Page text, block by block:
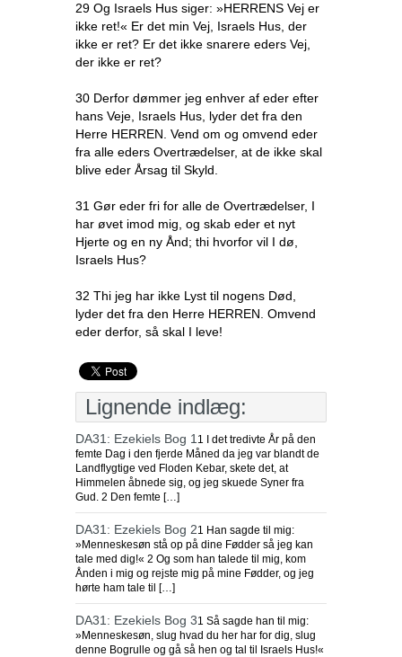
29 Og Israels Hus siger: »HERRENS Vej er
ikke ret!« Er det min Vej, Israels Hus, der
ikke er ret? Er det ikke snarere eders Vej,
der ikke er ret?
30 Derfor dømmer jeg enhver af eder efter
hans Veje, Israels Hus, lyder det fra den
Herre HERREN. Vend om og omvend eder
fra alle eders Overtrædelser, at de ikke skal
blive eder Årsag til Skyld.
31 Gør eder fri for alle de Overtrædelser, I
har øvet imod mig, og skab eder et nyt
Hjerte og en ny Ånd; thi hvorfor vil I dø,
Israels Hus?
32 Thi jeg har ikke Lyst til nogens Død,
lyder det fra den Herre HERREN. Omvend
eder derfor, så skal I leve!
Lignende indlæg:
DA31: Ezekiels Bog 1 1 I det tredivte År på den
femte Dag i den fjerde Måned da jeg var blandt de
Landflygtige ved Floden Kebar, skete det, at
Himmelen åbnede sig, og jeg skuede Syner fra
Gud. 2 Den femte […]
DA31: Ezekiels Bog 21 Han sagde til mig:
»Menneskesøn stå op på dine Fødder så jeg kan
tale med dig!« 2 Og som han talede til mig, kom
Ånden i mig og rejste mig på mine Fødder, og jeg
hørte ham tale til […]
DA31: Ezekiels Bog 31 Så sagde han til mig:
»Menneskesøn, slug hvad du her har for dig, slug
denne Bogrulle og gå så hen og tal til Israels Hus!«